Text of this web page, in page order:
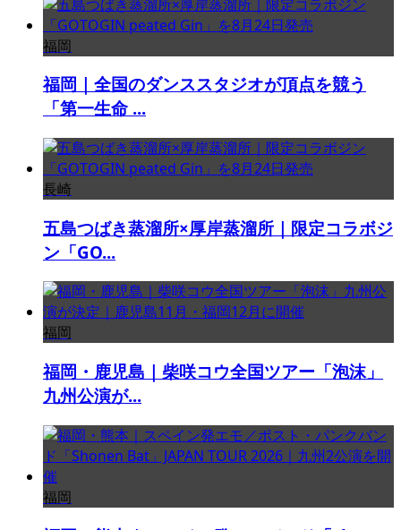
福岡
福岡｜全国のダンススタジオが頂点を競う
「第一生命 ...
長崎
五島つばき蒸溜所×厚岸蒸溜所｜限定コラボジ
ン「GO...
福岡
福岡・鹿児島｜柴咲コウ全国ツアー「泡沫」
九州公演が...
福岡